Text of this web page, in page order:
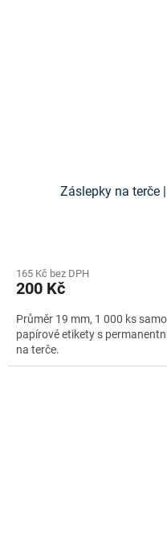
Záslepky na terče
165 Kč bez DPH
200 Kč
Průměr 19 mm, 1 000 ks
papírové etikety s
na terče.